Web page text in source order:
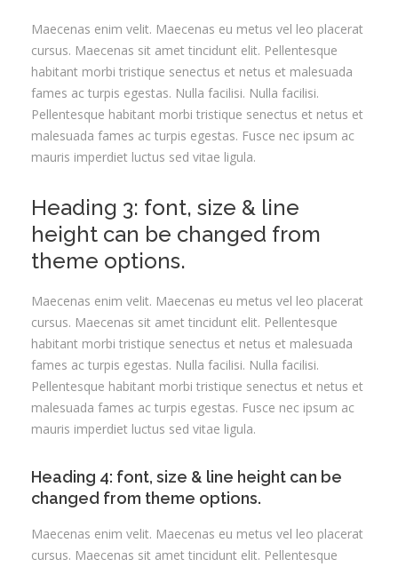
Maecenas enim velit. Maecenas eu metus vel leo placerat
cursus. Maecenas sit amet tincidunt elit. Pellentesque
habitant morbi tristique senectus et netus et malesuada
fames ac turpis egestas. Nulla facilisi. Nulla facilisi.
Pellentesque habitant morbi tristique senectus et netus et
malesuada fames ac turpis egestas. Fusce nec ipsum ac
mauris imperdiet luctus sed vitae ligula.
Heading 3: font, size & line
height can be changed from
theme options.
Maecenas enim velit. Maecenas eu metus vel leo placerat
cursus. Maecenas sit amet tincidunt elit. Pellentesque
habitant morbi tristique senectus et netus et malesuada
fames ac turpis egestas. Nulla facilisi. Nulla facilisi.
Pellentesque habitant morbi tristique senectus et netus et
malesuada fames ac turpis egestas. Fusce nec ipsum ac
mauris imperdiet luctus sed vitae ligula.
Heading 4: font, size & line height can be
changed from theme options.
Maecenas enim velit. Maecenas eu metus vel leo placerat
cursus. Maecenas sit amet tincidunt elit. Pellentesque